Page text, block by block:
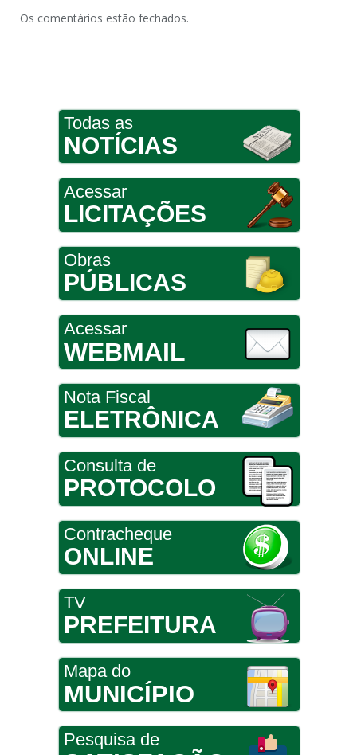
Os comentários estão fechados.
Todas as
NOTÍCIAS
Acessar
LICITAÇÕES
Obras
PÚBLICAS
Acessar
WEBMAIL
Nota Fiscal
ELETRÔNICA
Consulta de
PROTOCOLO
Contracheque
ONLINE
TV
PREFEITURA
Mapa do
MUNICÍPIO
Pesquisa de